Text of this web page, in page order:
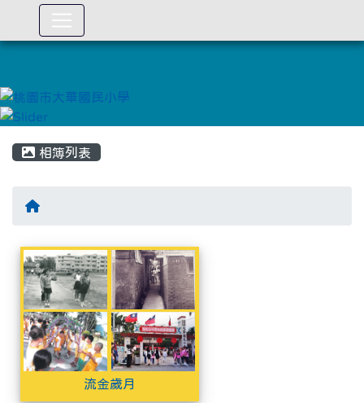
相簿列表
相簿列表流金歲月
流金歲月
流金歲月